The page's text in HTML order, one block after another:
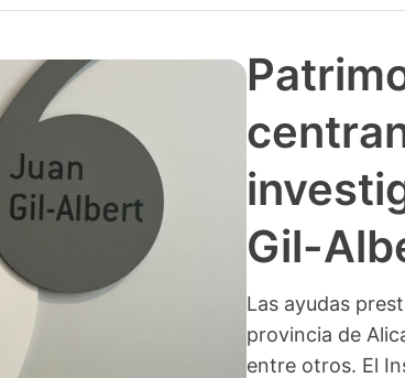
Gil-
Las ayudas
provincia de
entre otros. El